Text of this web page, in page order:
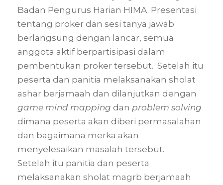
Badan Pengurus Harian HIMA. Presentasi
tentang proker dan sesi tanya jawab
berlangsung dengan lancar, semua
anggota aktif berpartisipasi dalam
pembentukan proker tersebut. Setelah itu
peserta dan panitia melaksanakan sholat
ashar berjamaah dan dilanjutkan dengan
game mind mapping dan problem solving
dimana peserta akan diberi permasalahan
dan bagaimana merka akan
menyelesaikan masalah tersebut.
Setelah itu panitia dan peserta
melaksanakan sholat magrb berjamaah